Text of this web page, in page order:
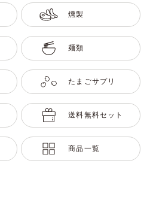
燻製
麺類
たまごサプリ
送料無料セット
商品一覧